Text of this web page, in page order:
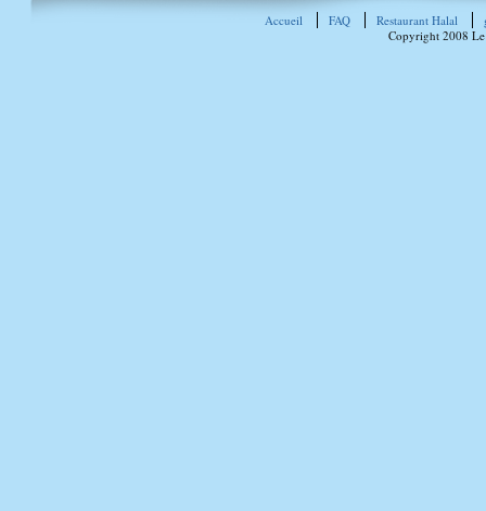
Accueil FAQ Restaurant Halal
Copyright 2008